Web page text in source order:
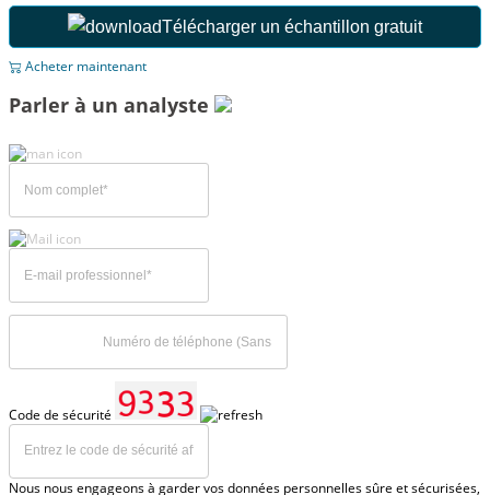
Télécharger un échantillon gratuit
Acheter maintenant
Parler à un analyste
Code de sécurité
Nous nous engageons à garder vos données personnelles sûre et sécurisées,